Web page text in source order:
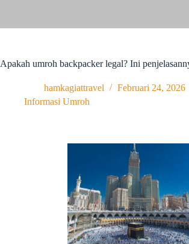
Apakah umroh backpacker legal? Ini
hamkagiattravel
Februari 24, 2026
Informasi Umroh